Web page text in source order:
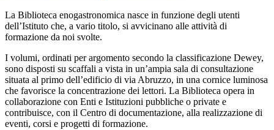
La Biblioteca enogastronomica nasce in funzione degli utenti
dell’Istituto che, a vario titolo, si avvicinano alle attività di
formazione da noi svolte.
I volumi, ordinati per argomento secondo la classificazione Dewey,
sono disposti su scaffali a vista in un’ampia sala di consultazione
situata al primo dell’edificio di via Abruzzo, in una cornice luminosa
che favorisce la concentrazione dei lettori. La Biblioteca opera in
collaborazione con Enti e Istituzioni pubbliche o private e
contribuisce, con il Centro di documentazione, alla realizzazione di
eventi, corsi e progetti di formazione.